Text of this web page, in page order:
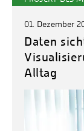
01. Dezember
Daten
Alltag